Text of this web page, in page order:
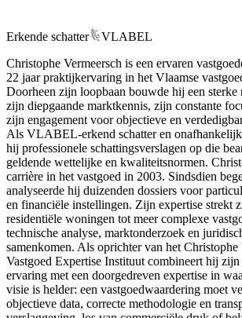
Erkende schatter
VLABEL
Christophe Vermeersch is een ervaren
22 jaar praktijkervaring in het Vlaamse
Doorheen zijn loopbaan bouwde hij een sterke
zijn diepgaande marktkennis, zijn constante
zijn engagement voor objectieve en
Als VLABEL-erkend schatter en onafhankelijk
hij professionele schattingsverslagen op die
geldende wettelijke en kwaliteitsnormen.
carrière in het vastgoed in 2003. Sindsdien
analyseerde hij duizenden dossiers voor
en financiële instellingen. Zijn expertise strekt
residentiële woningen tot meer complexe
technische analyse, marktonderzoek en
samenkomen. Als oprichter van het Christophe
Vastgoed Expertise Instituut combineert hij
ervaring met een doorgedreven expertise in
visie is helder: een vastgoedwaardering moet
objectieve data, correcte methodologie en